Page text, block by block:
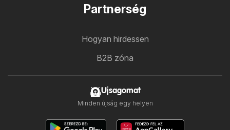
Partnerség
Hogyan hirdessen
B2B zóna
Ujsagomat
Minden újság egy helyen